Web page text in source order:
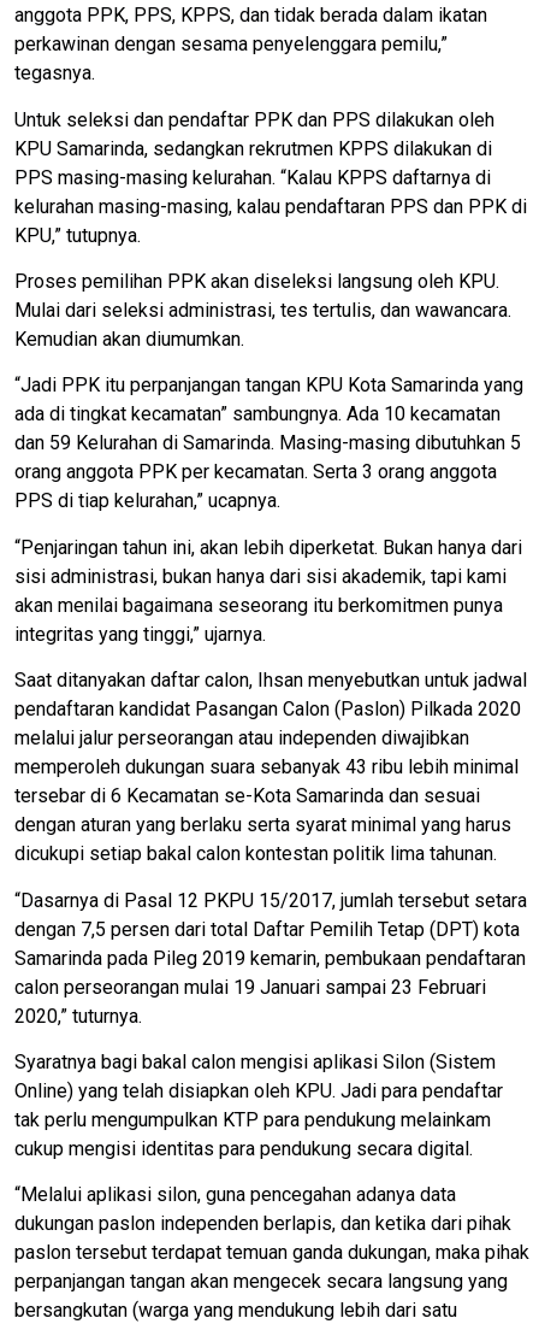
anggota PPK, PPS, KPPS, dan tidak berada dalam ikatan
perkawinan dengan sesama penyelenggara pemilu,”
tegasnya.
Untuk seleksi dan pendaftar PPK dan PPS dilakukan oleh
KPU Samarinda, sedangkan rekrutmen KPPS dilakukan di
PPS masing-masing kelurahan. “Kalau KPPS daftarnya di
kelurahan masing-masing, kalau pendaftaran PPS dan PPK di
KPU,” tutupnya.
Proses pemilihan PPK akan diseleksi langsung oleh KPU.
Mulai dari seleksi administrasi, tes tertulis, dan wawancara.
Kemudian akan diumumkan.
“Jadi PPK itu perpanjangan tangan KPU Kota Samarinda yang
ada di tingkat kecamatan” sambungnya. Ada 10 kecamatan
dan 59 Kelurahan di Samarinda. Masing-masing dibutuhkan 5
orang anggota PPK per kecamatan. Serta 3 orang anggota
PPS di tiap kelurahan,” ucapnya.
“Penjaringan tahun ini, akan lebih diperketat. Bukan hanya dari
sisi administrasi, bukan hanya dari sisi akademik, tapi kami
akan menilai bagaimana seseorang itu berkomitmen punya
integritas yang tinggi,” ujarnya.
Saat ditanyakan daftar calon, Ihsan menyebutkan untuk jadwal
pendaftaran kandidat Pasangan Calon (Paslon) Pilkada 2020
melalui jalur perseorangan atau independen diwajibkan
memperoleh dukungan suara sebanyak 43 ribu lebih minimal
tersebar di 6 Kecamatan se-Kota Samarinda dan sesuai
dengan aturan yang berlaku serta syarat minimal yang harus
dicukupi setiap bakal calon kontestan politik lima tahunan.
“Dasarnya di Pasal 12 PKPU 15/2017, jumlah tersebut setara
dengan 7,5 persen dari total Daftar Pemilih Tetap (DPT) kota
Samarinda pada Pileg 2019 kemarin, pembukaan pendaftaran
calon perseorangan mulai 19 Januari sampai 23 Februari
2020,” tuturnya.
Syaratnya bagi bakal calon mengisi aplikasi Silon (Sistem
Online) yang telah disiapkan oleh KPU. Jadi para pendaftar
tak perlu mengumpulkan KTP para pendukung melainkam
cukup mengisi identitas para pendukung secara digital.
“Melalui aplikasi silon, guna pencegahan adanya data
dukungan paslon independen berlapis, dan ketika dari pihak
paslon tersebut terdapat temuan ganda dukungan, maka pihak
perpanjangan tangan akan mengecek secara langsung yang
bersangkutan (warga yang mendukung lebih dari satu